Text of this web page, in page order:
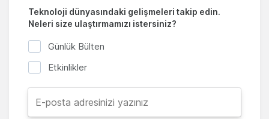
Teknoloji dünyasındaki gelişmeleri takip edin.
Neleri size ulaştırmamızı istersiniz?
Günlük Bülten
Etkinlikler